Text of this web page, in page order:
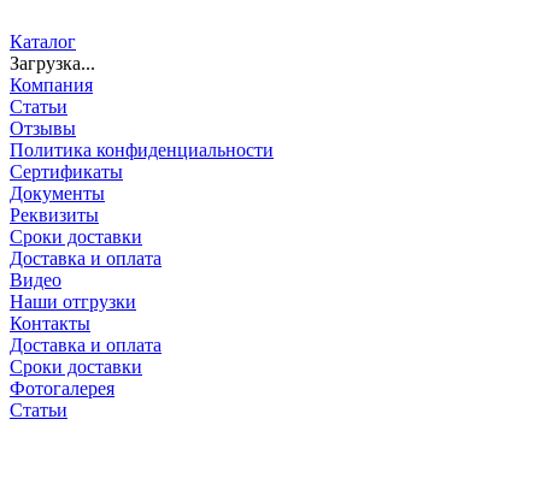
Каталог
Загрузка...
Компания
Статьи
Отзывы
Политика конфиденциальности
Сертификаты
Документы
Реквизиты
Сроки доставки
Доставка и оплата
Видео
Наши отгрузки
Контакты
Доставка и оплата
Сроки доставки
Фотогалерея
Статьи